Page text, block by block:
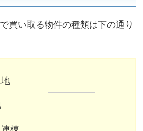
買い取る物件の種類は下の通り
棟